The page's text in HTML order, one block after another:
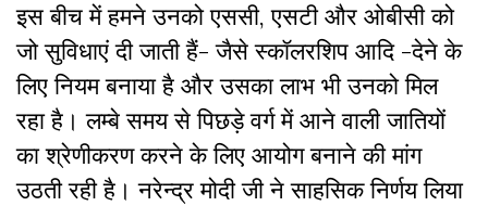
इस बीच में हमने उनको एससी, एसटी और ओबीसी को
जो सुविधाएं दी जाती हैं- जैसे स्कॉलरशिप आदि -देने के
लिए नियम बनाया है और उसका लाभ भी उनको मिल
रहा है। लम्बे समय से पिछड़े वर्ग में आने वाली जातियों
का श्रेणीकरण करने के लिए आयोग बनाने की मांग
उठती रही है। नरेन्द्र मोदी जी ने साहसिक निर्णय लिया